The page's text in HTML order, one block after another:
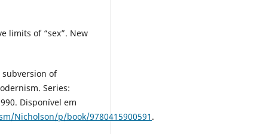
limits of “sex”. New
subversion of
Series:
Disponível em
Nicholson/p/book/9780415900591 .